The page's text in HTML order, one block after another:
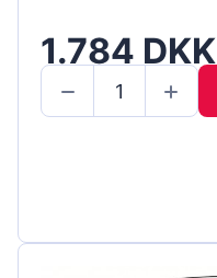
1.784 DKK